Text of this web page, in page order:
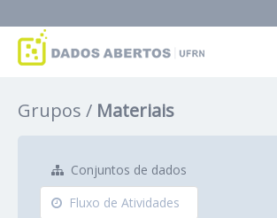
Grupos
Grupos Materiais
Conjuntos de dados
Fluxo de Atividades